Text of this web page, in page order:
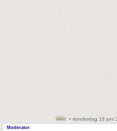
• donderdag 18 juni
Moderator